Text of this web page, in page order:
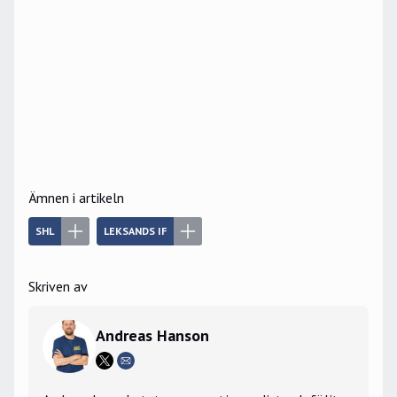
Ämnen i artikeln
SHL LEKSANDS IF
Skriven av
Andreas Hanson